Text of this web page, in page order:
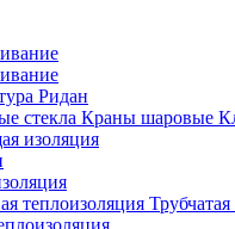
Ридан
стекла Краны шаровые
изоляция
теплоизоляция